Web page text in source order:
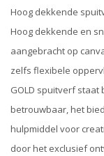
Hoog dekkende
Hoog dekkende en
aangebracht op
zelfs flexibele
GOLD spuitverf
betrouwbaar, het
hulpmiddel voor
door het exclusief